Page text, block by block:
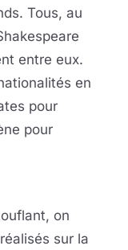
Tous, au
entre eux.
en
pour
pour
on
sur la